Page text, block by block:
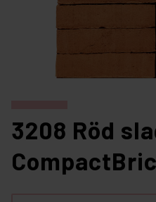
3208 Röd